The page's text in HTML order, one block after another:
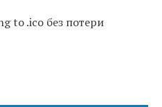
to .ico без потери